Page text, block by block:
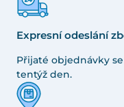
Expresní odeslání
Přijaté objednávky
tentýž den.